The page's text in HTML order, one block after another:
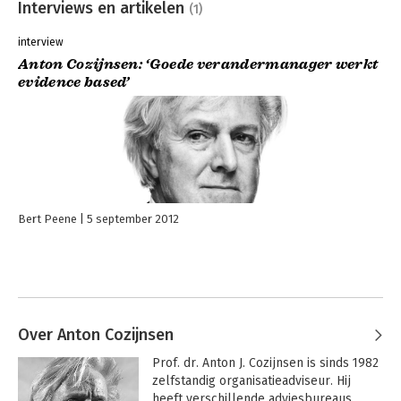
Interviews en artikelen (1)
interview
Anton Cozijnsen: ‘Goede verandermanager werkt
evidence based’
Bert Peene 5 september 2012
Over Anton Cozijnsen
Prof. dr. Anton J. Cozijnsen is sinds 1982
zelfstandig organisatieadviseur. Hij